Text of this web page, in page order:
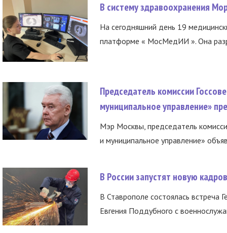
В систему здравоохранения
На сегодняшний день 19
платформе « МосМедИИ ». Она
Председатель комиссии
муниципальное управление»
Мэр Москвы, председатель
и муниципальное управление»
В России запустят новую
В Ставрополе состоялась встреча
Евгения Поддубного с